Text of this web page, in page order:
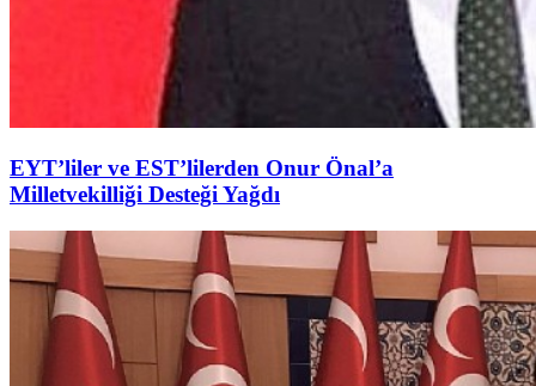
EYT’liler ve EST’lilerden Onur Önal’a
Milletvekilliği Desteği Yağdı